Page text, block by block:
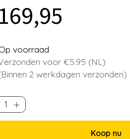
voorraad
voor €5.95 (NL)
2 werkdagen verzonden)
Koop nu